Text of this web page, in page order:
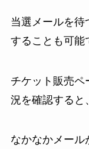
当選メールを待
することも可能
チケット販売ペ
況を確認すると
なかなかメール